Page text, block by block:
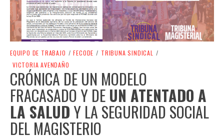
EQUIPO DE TRABAJO / FECODE / TRIBUNA SINDICAL /
VICTORIA AVENDAÑO
CRÓNICA DE UN MODELO
FRACASADO Y DE UN ATENTADO A
LA SALUD Y LA SEGURIDAD SOCIAL
DEL MAGISTERIO